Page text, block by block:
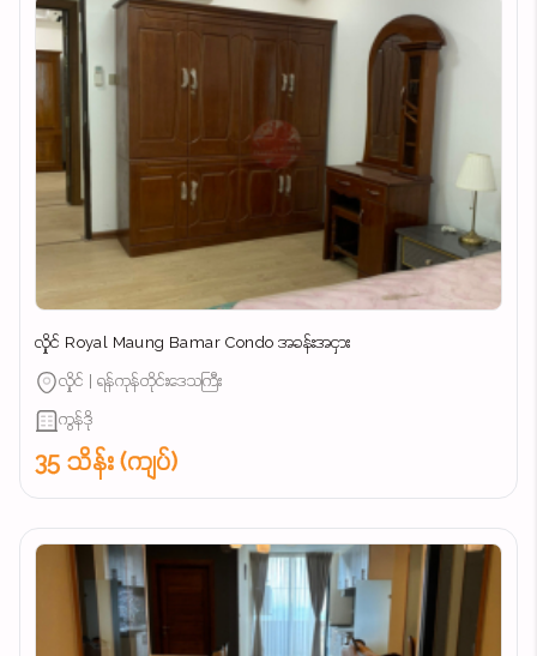
လှိုင် Royal Maung Bamar Condo အခန်းအငှား
လှိုင် | ရန်ကုန်တိုင်းဒေသကြီး
ကွန်ဒို
35 သိန်း (ကျပ်)